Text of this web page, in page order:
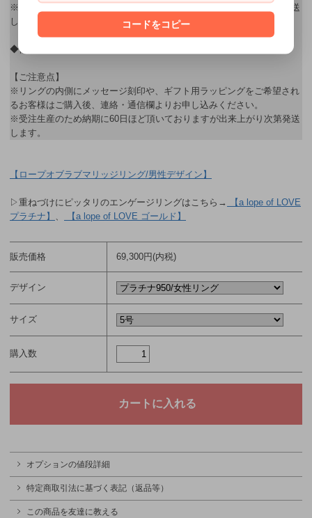
※受注生産のため納期に60日ほど頂いておりますが出来上がり次第発送
します。
◆他：専用リングボックス付
【ご注意点】
※リングの内側にメッセージ刻印や、ギフト用ラッピングをご希望され
るお客様はご購入後、連絡・通信欄よりお申し込みください。
※受注生産のため納期に60日ほど頂いておりますが出来上がり次第発送
します。
【ロープオブラブマリッジリング/男性デザイン】
▷重ねづけにピッタリのエンゲージリングはこちら→
【a lope of LOVE
プラチナ】 、 【a lope of LOVE ゴールド】
販売価格 69,300円(内税)
デザイン
サイズ
購入数
オプションの値段詳細
特定商取引法に基づく表記（返品等）
この商品を友達に教える
コードをコピー